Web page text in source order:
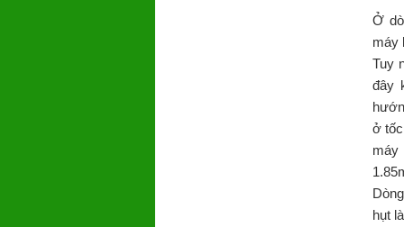
Ở
máy
Tuy
đây
ở
máy
hụt